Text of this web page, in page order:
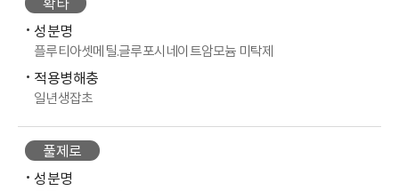
확타
성분명
플루티아셋메틸.글루포시네이트암모늄 미탁제
적용병해충
일년생잡초
풀제로
성분명